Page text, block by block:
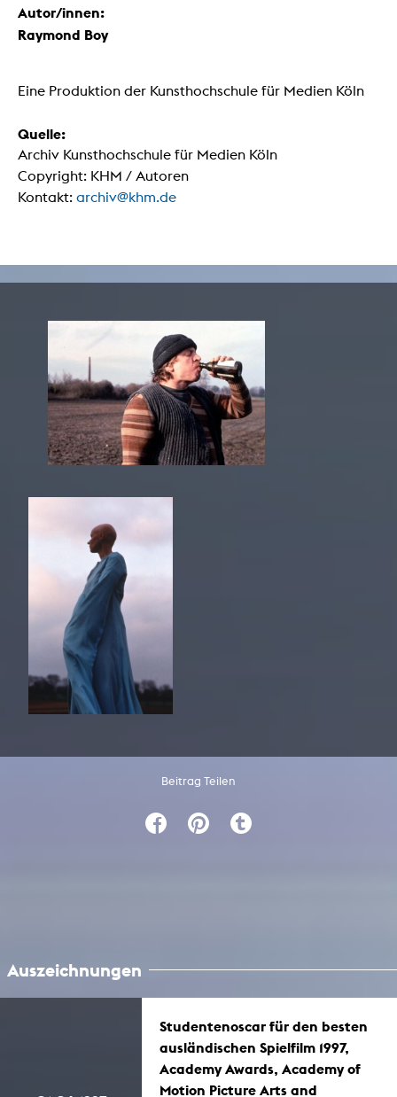
Autor/innen:
Raymond Boy
Eine Produktion der Kunsthochschule für Medien Köln
Quelle:
Archiv Kunsthochschule für Medien Köln
Copyright: KHM / Autoren
Kontakt: archiv@khm.de
Beitrag Teilen
Auszeichnungen
Studentenoscar für den besten
ausländischen Spielfilm 1997,
Academy Awards, Academy of
Motion Picture Arts and